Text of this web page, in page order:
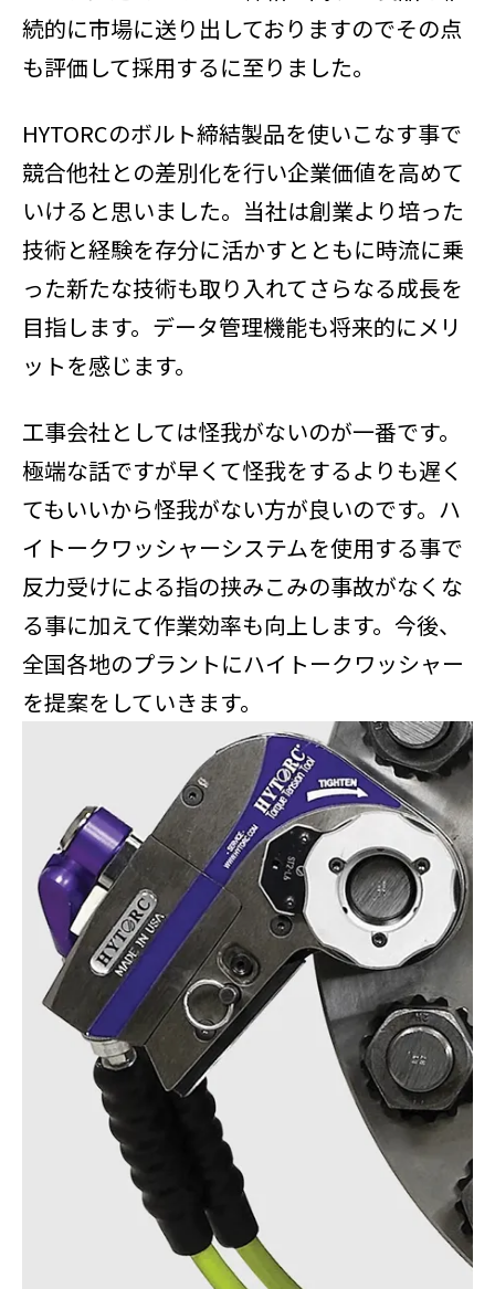
続的に市場に送り出しておりますのでその点
も評価して採用するに至りました。
HYTORCのボルト締結製品を使いこなす事で
競合他社との差別化を行い企業価値を高めて
いけると思いました。当社は創業より培った
技術と経験を存分に活かすとともに時流に乗
った新たな技術も取り入れてさらなる成長を
目指します。データ管理機能も将来的にメリ
ットを感じます。
工事会社としては怪我がないのが一番です。
極端な話ですが早くて怪我をするよりも遅く
てもいいから怪我がない方が良いのです。ハ
イトークワッシャーシステムを使用する事で
反力受けによる指の挟みこみの事故がなくな
る事に加えて作業効率も向上します。今後、
全国各地のプラントにハイトークワッシャー
を提案をしていきます。